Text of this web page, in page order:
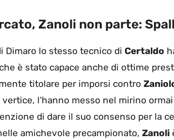
Zanoli non parte:
Dimaro lo stesso tecnico di Certaldo
è stato capace anche di ottime
titolare per imporsi contro
l’hanno messo nel mirino
di dare il suo consenso per la
amichevole precampionato, Zanoli